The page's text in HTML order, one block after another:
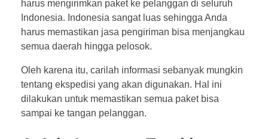
harus mengirimkan paket ke pelanggan di seluruh
Indonesia. Indonesia sangat luas sehingga Anda
harus memastikan jasa pengiriman bisa menjangkau
semua daerah hingga pelosok.
Oleh karena itu, carilah informasi sebanyak mungkin
tentang ekspedisi yang akan digunakan. Hal ini
dilakukan untuk memastikan semua paket bisa
sampai ke tangan pelanggan.